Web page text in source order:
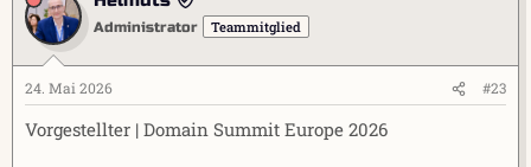
Administrator Teammitglied
24. Mai 2026 #23
Vorgestellter | Domain Summit Europe 2026